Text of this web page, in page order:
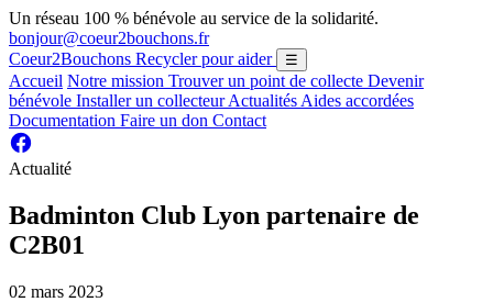
Un réseau 100 % bénévole au service de la solidarité.
bonjour@coeur2bouchons.fr
Coeur2Bouchons Recycler pour aider ☰
Accueil Notre mission Trouver un point de collecte Devenir
bénévole Installer un collecteurActualités Aides accordées
Documentation Faire un don Contact
Actualité
Badminton Club Lyon partenaire de
C2B01
02 mars 2023